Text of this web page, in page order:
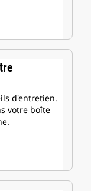
d'entretien.
votre boîte